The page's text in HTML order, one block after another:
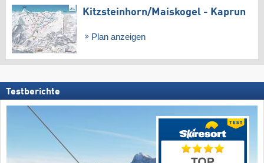
Kitzsteinhorn/​Maiskogel - Kaprun
Plan anzeigen
Testberichte